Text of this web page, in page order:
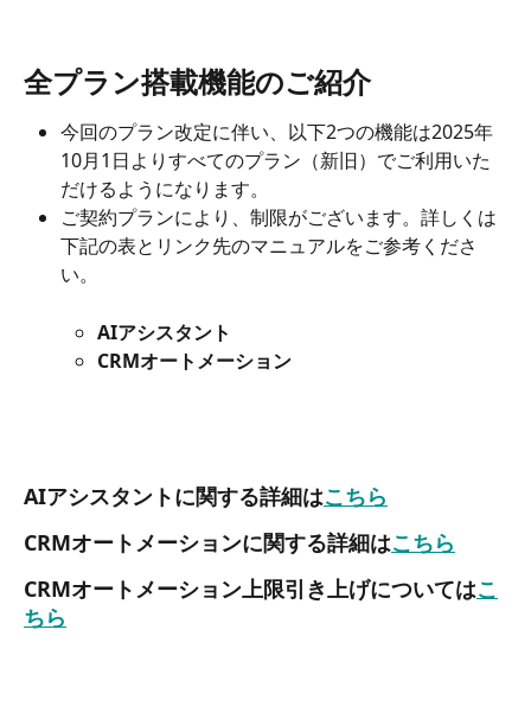
全プラン搭載機能のご紹介
今回のプラン改定に伴い、以下2つの機能は2025年
10月1日よりすべてのプラン（新旧）でご利用いた
だけるようになります。
ご契約プランにより、制限がございます。詳しくは
下記の表とリンク先のマニュアルをご参考くださ
い。
AIアシスタント
CRMオートメーション
AIアシスタントに関する詳細はこちら
CRMオートメーションに関する詳細はこちら
CRMオートメーション上限引き上げについてはこ
ちら